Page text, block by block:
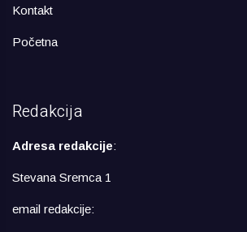
Kontakt
Početna
Redakcija
Adresa redakcije:
Stevana Sremca 1
email redakcije: